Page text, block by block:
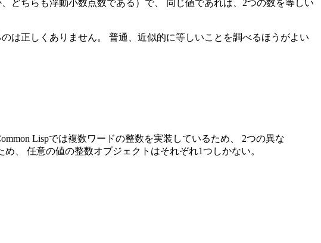
どちらも浮動小数点数である）で、 同じ値であれば、2つの数を等しい
は正しくありません。 普通、近似的に等しいことを調べるほうがよい
Lispでは複数ワードの整数を実装しているため、 2つの異な
、 任意の値の整数オブジェクトはそれぞれ1つしかない。